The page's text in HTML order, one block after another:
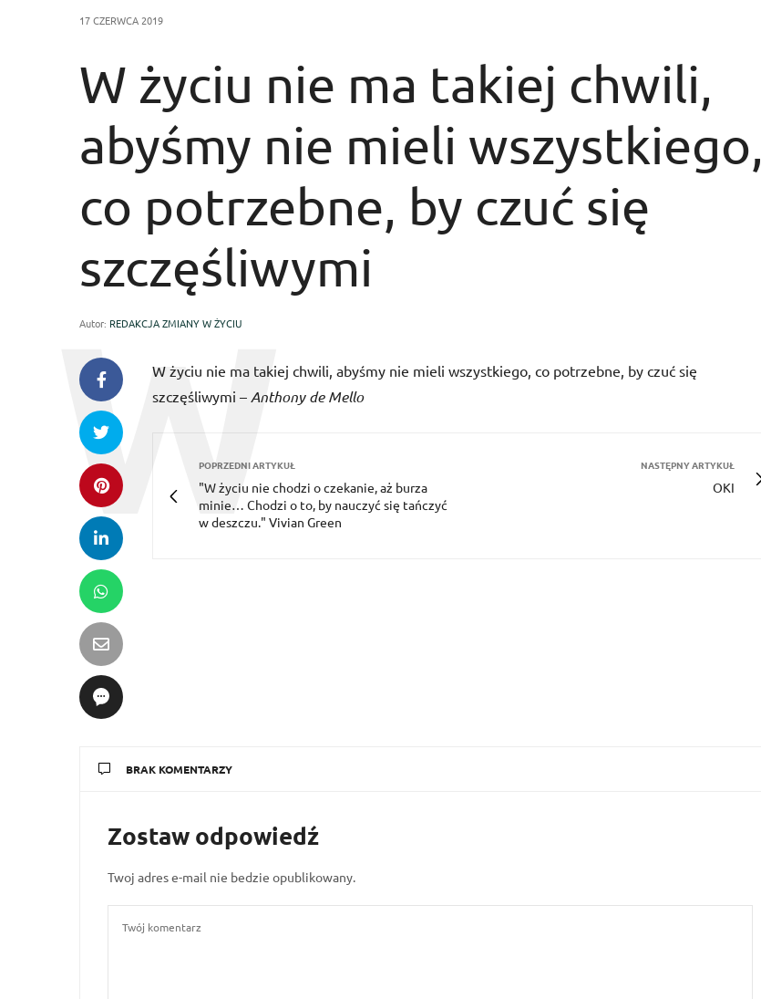
17 CZERWCA 2019
W życiu nie ma takiej chwili,
abyśmy nie mieli wszystkiego,
co potrzebne, by czuć się
szczęśliwymi
Autor: REDAKCJA ZMIANY W ŻYCIU
W życiu nie ma takiej chwili, abyśmy nie mieli wszystkiego, co potrzebne, by czuć się
szczęśliwymi – Anthony de Mello
POPRZEDNI ARTYKUŁ
"W życiu nie chodzi o czekanie, aż burza
minie… Chodzi o to, by nauczyć się tańczyć
w deszczu." Vivian Green
NASTĘPNY ARTYKUŁ
OKI
BRAK KOMENTARZY
Zostaw odpowiedź
Twoj adres e-mail nie bedzie opublikowany.